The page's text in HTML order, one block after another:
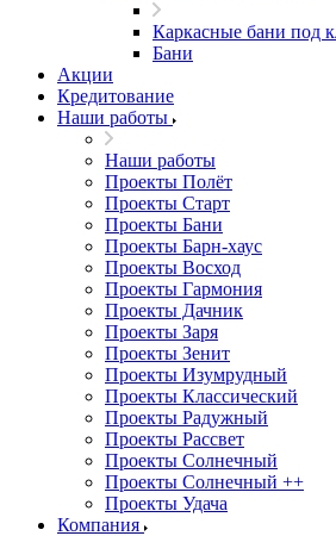
Каркасные бани под
Бани
Акции
Кредитование
Наши работы
Наши работы
Проекты Полёт
Проекты Старт
Проекты Бани
Проекты Барн-хаус
Проекты Восход
Проекты Гармония
Проекты Дачник
Проекты Заря
Проекты Зенит
Проекты Изумрудный
Проекты Классический
Проекты Радужный
Проекты Рассвет
Проекты Солнечный
Проекты Солнечный ++
Проекты Удача
Компания